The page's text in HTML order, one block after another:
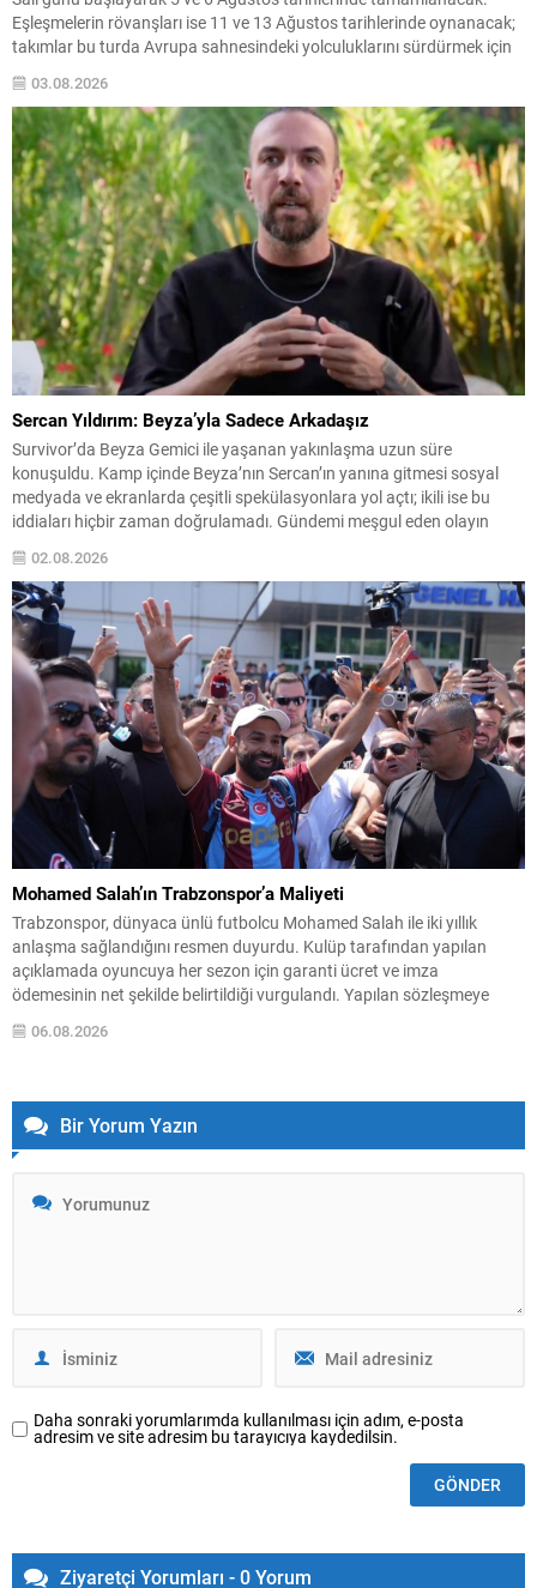
Eşleşmelerin rövanşları ise 11 ve 13 Ağustos tarihlerinde oynanacak;
takımlar bu turda Avrupa sahnesindeki yolculuklarını sürdürmek için
Kralove ile eşleşti ve ilk maçını...
03.08.2026
Sercan Yıldırım: Beyza’yla Sadece Arkadaşız
Survivor’da Beyza Gemici ile yaşanan yakınlaşma uzun süre
konuşuldu. Kamp içinde Beyza’nın Sercan’ın yanına gitmesi sosyal
medyada ve ekranlarda çeşitli spekülasyonlara yol açtı; ikili ise bu
iddiaları hiçbir zaman doğrulamadı. Gündemi meşgul eden olayın
anlattı. Konunun çarpıtıldığını, bunun kendisini rahatsız ettiğini ve...
02.08.2026
Mohamed Salah’ın Trabzonspor’a Maliyeti
Trabzonspor, dünyaca ünlü futbolcu Mohamed Salah ile iki yıllık
anlaşma sağlandığını resmen duyurdu. Kulüp tarafından yapılan
açıklamada oyuncuya her sezon için garanti ücret ve imza
ödemesinin net şekilde belirtildiği vurgulandı. Yapılan sözleşmeye
göre, Salah’a her bir futbol sezonu için 10.000.000 EUR yıllık ücret ve
7.000.000 EUR imza ücreti olmak üzere...
06.08.2026
Bir Yorum Yazın
Daha sonraki yorumlarımda kullanılması için adım, e-posta
adresim ve site adresim bu tarayıcıya kaydedilsin.
Ziyaretçi Yorumları - 0 Yorum